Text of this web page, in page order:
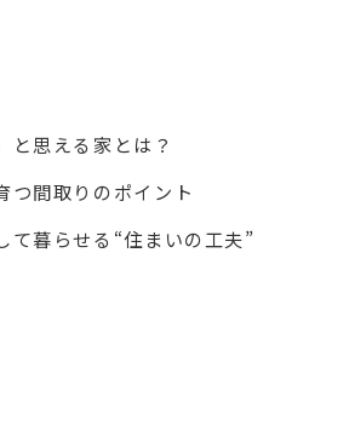
と思える家とは？
つ間取りのポイント
て暮らせる“住まいの工夫”